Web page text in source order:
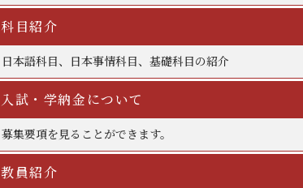
科目紹介
日本語科目、日本事情科目、基礎科目の紹介
入試・学納金について
募集要項を見ることができます。
教員紹介